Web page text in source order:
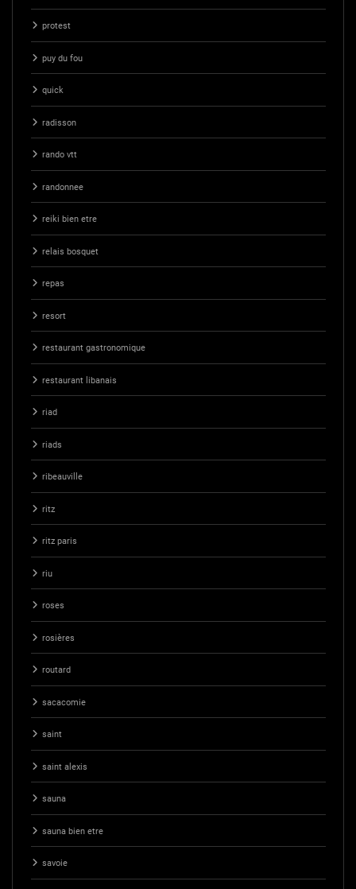
protest
puy du fou
quick
radisson
rando vtt
randonnee
reiki bien etre
relais bosquet
repas
resort
restaurant gastronomique
restaurant libanais
riad
riads
ribeauville
ritz
ritz paris
riu
roses
rosières
routard
sacacomie
saint
saint alexis
sauna
sauna bien etre
savoie